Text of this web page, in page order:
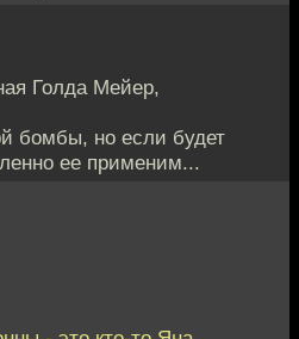
Голда Мейер,
бомбы, но если будет
ее применим...